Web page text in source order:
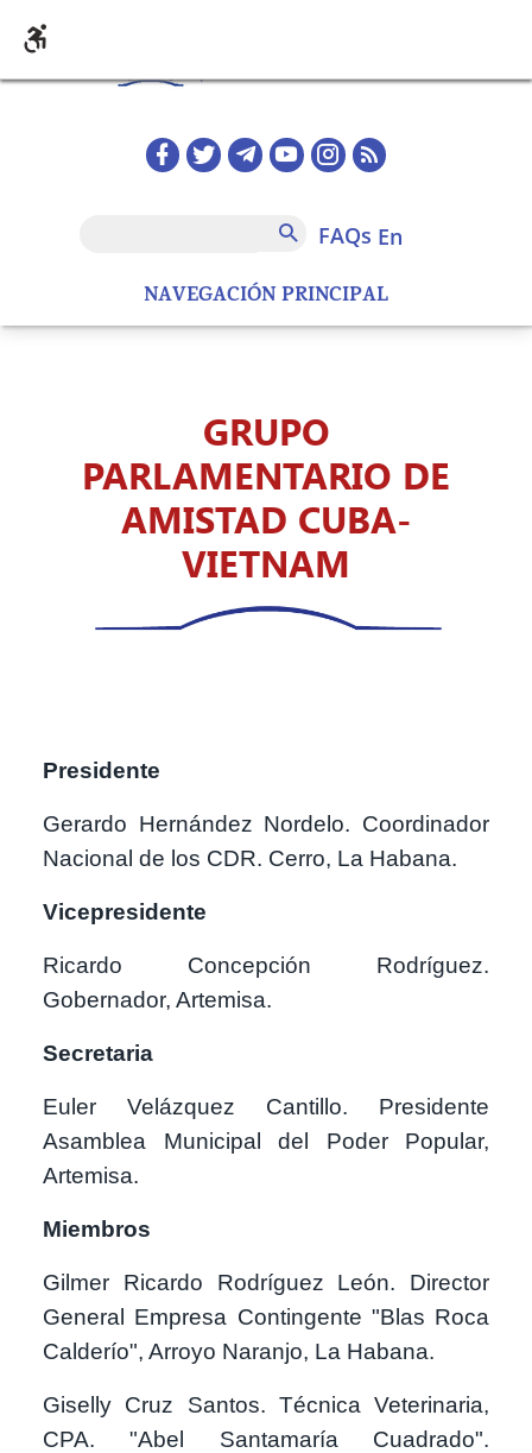
NAVEGACIÓN PRINCIPAL
Redes sociales home
FAQs
FAQs en
GRUPO
PARLAMENTARIO DE
AMISTAD CUBA-
VIETNAM
Presidente
Gerardo Hernández Nordelo. Coordinador
Nacional de los CDR. Cerro, La Habana.
Vicepresidente
Ricardo Concepción Rodríguez.
Gobernador, Artemisa.
Secretaria
Euler Velázquez Cantillo. Presidente
Asamblea Municipal del Poder Popular,
Artemisa.
Miembros
Gilmer Ricardo Rodríguez León. Director
General Empresa Contingente "Blas Roca
Calderío", Arroyo Naranjo, La Habana.
Giselly Cruz Santos. Técnica Veterinaria,
CPA. "Abel Santamaría Cuadrado".